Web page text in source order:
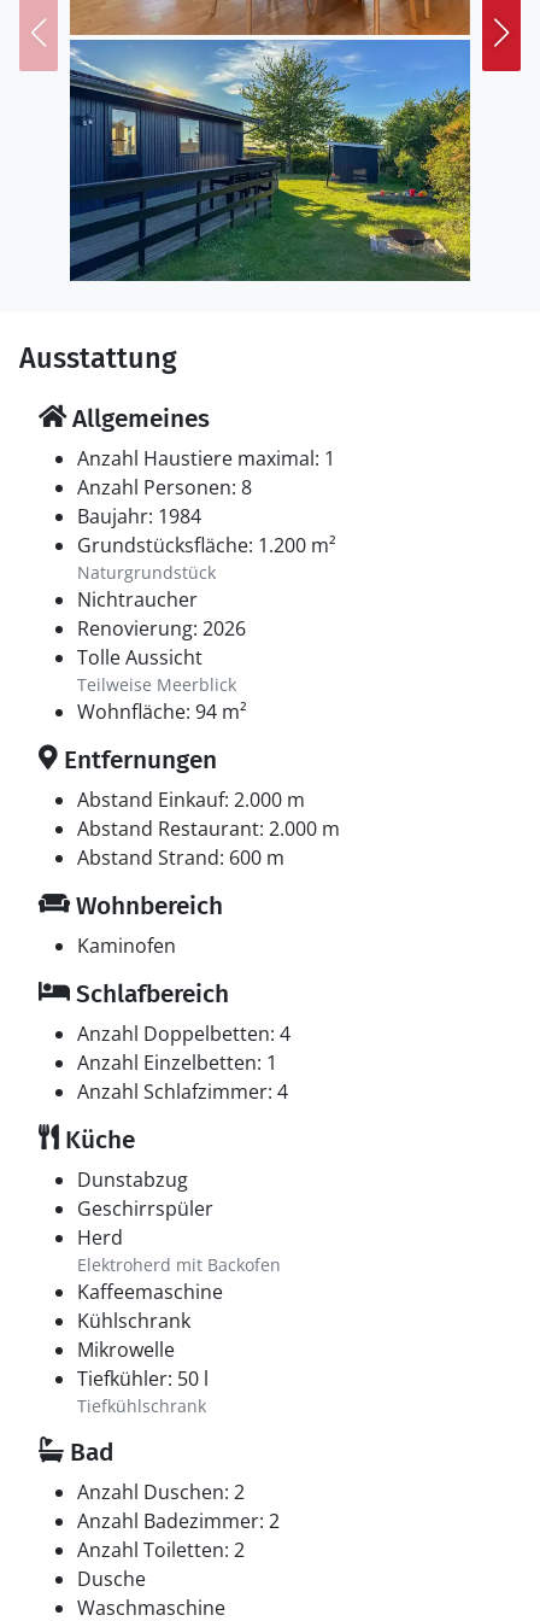
Aarhus, sind alle einen Besuch wert. Djursland bietet
Ihnen erlebnisreiche Ferien inmitten einer
bezaubernden Natur.
Ausstattung
Allgemeines
Anzahl Haustiere maximal: 1
Anzahl Personen: 8
Baujahr: 1984
Grundstücksfläche: 1.200 m²
Naturgrundstück
Nichtraucher
Renovierung: 2026
Tolle Aussicht
Teilweise Meerblick
Wohnfläche: 94 m²
Entfernungen
Abstand Einkauf: 2.000 m
Abstand Restaurant: 2.000 m
Abstand Strand: 600 m
Wohnbereich
Kaminofen
Schlafbereich
Anzahl Doppelbetten: 4
Anzahl Einzelbetten: 1
Anzahl Schlafzimmer: 4
Küche
Dunstabzug
Geschirrspüler
Herd
Elektroherd mit Backofen
Kaffeemaschine
Kühlschrank
Mikrowelle
Tiefkühler: 50 l
Tiefkühlschrank
Bad
Anzahl Duschen: 2
Anzahl Badezimmer: 2
Anzahl Toiletten: 2
Dusche
Waschmaschine